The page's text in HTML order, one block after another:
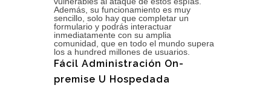
Además, su funcionamiento es muy
sencillo, solo hay que completar un
formulario y podrás interactuar
inmediatamente con su amplia
comunidad, que en todo el mundo supera
los a hundred millones de usuarios.
Fácil Administración On-
premise U Hospedada